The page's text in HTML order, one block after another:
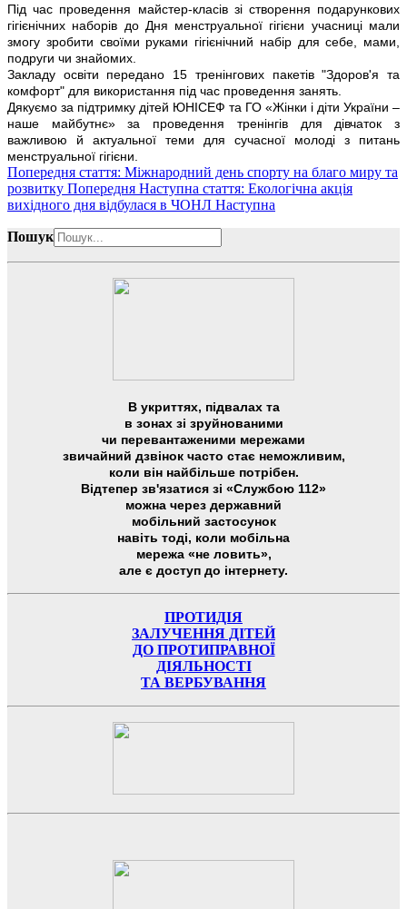
Під час проведення майстер-класів зі створення подарункових
гігієнічних наборів до Дня менструальної гігієни учасниці мали
змогу зробити своїми руками гігієнічний набір для себе, мами,
подруги чи знайомих.
Закладу освіти передано 15 тренінгових пакетів "Здоров'я та
комфорт" для використання під час проведення занять.
Дякуємо за підтримку дітей ЮНІСЕФ та ГО «Жінки і діти України –
наше майбутнє» за проведення тренінгів для дівчаток з
важливою й актуальної теми для сучасної молоді з питань
менструальної гігієни.
Попередня стаття: Міжнародний день спорту на благо миру та
розвитку Попередня Наступна стаття: Екологічна акція
вихідного дня відбулася в ЧОНЛ Наступна
Пошук
В укриттях, підвалах та
в зонах зі зруйнованими
чи перевантаженими мережами
звичайний дзвінок часто стає неможливим,
коли він найбільше потрібен.
Відтепер зв'язатися зі «Службою 112»
можна через державний
мобільний застосунок
навіть тоді, коли мобільна
мережа «не ловить»,
але є доступ до інтернету.
ПРОТИДІЯ
ЗАЛУЧЕННЯ ДІТЕЙ
ДО ПРОТИПРАВНОЇ
ДІЯЛЬНОСТІ
ТА ВЕРБУВАННЯ